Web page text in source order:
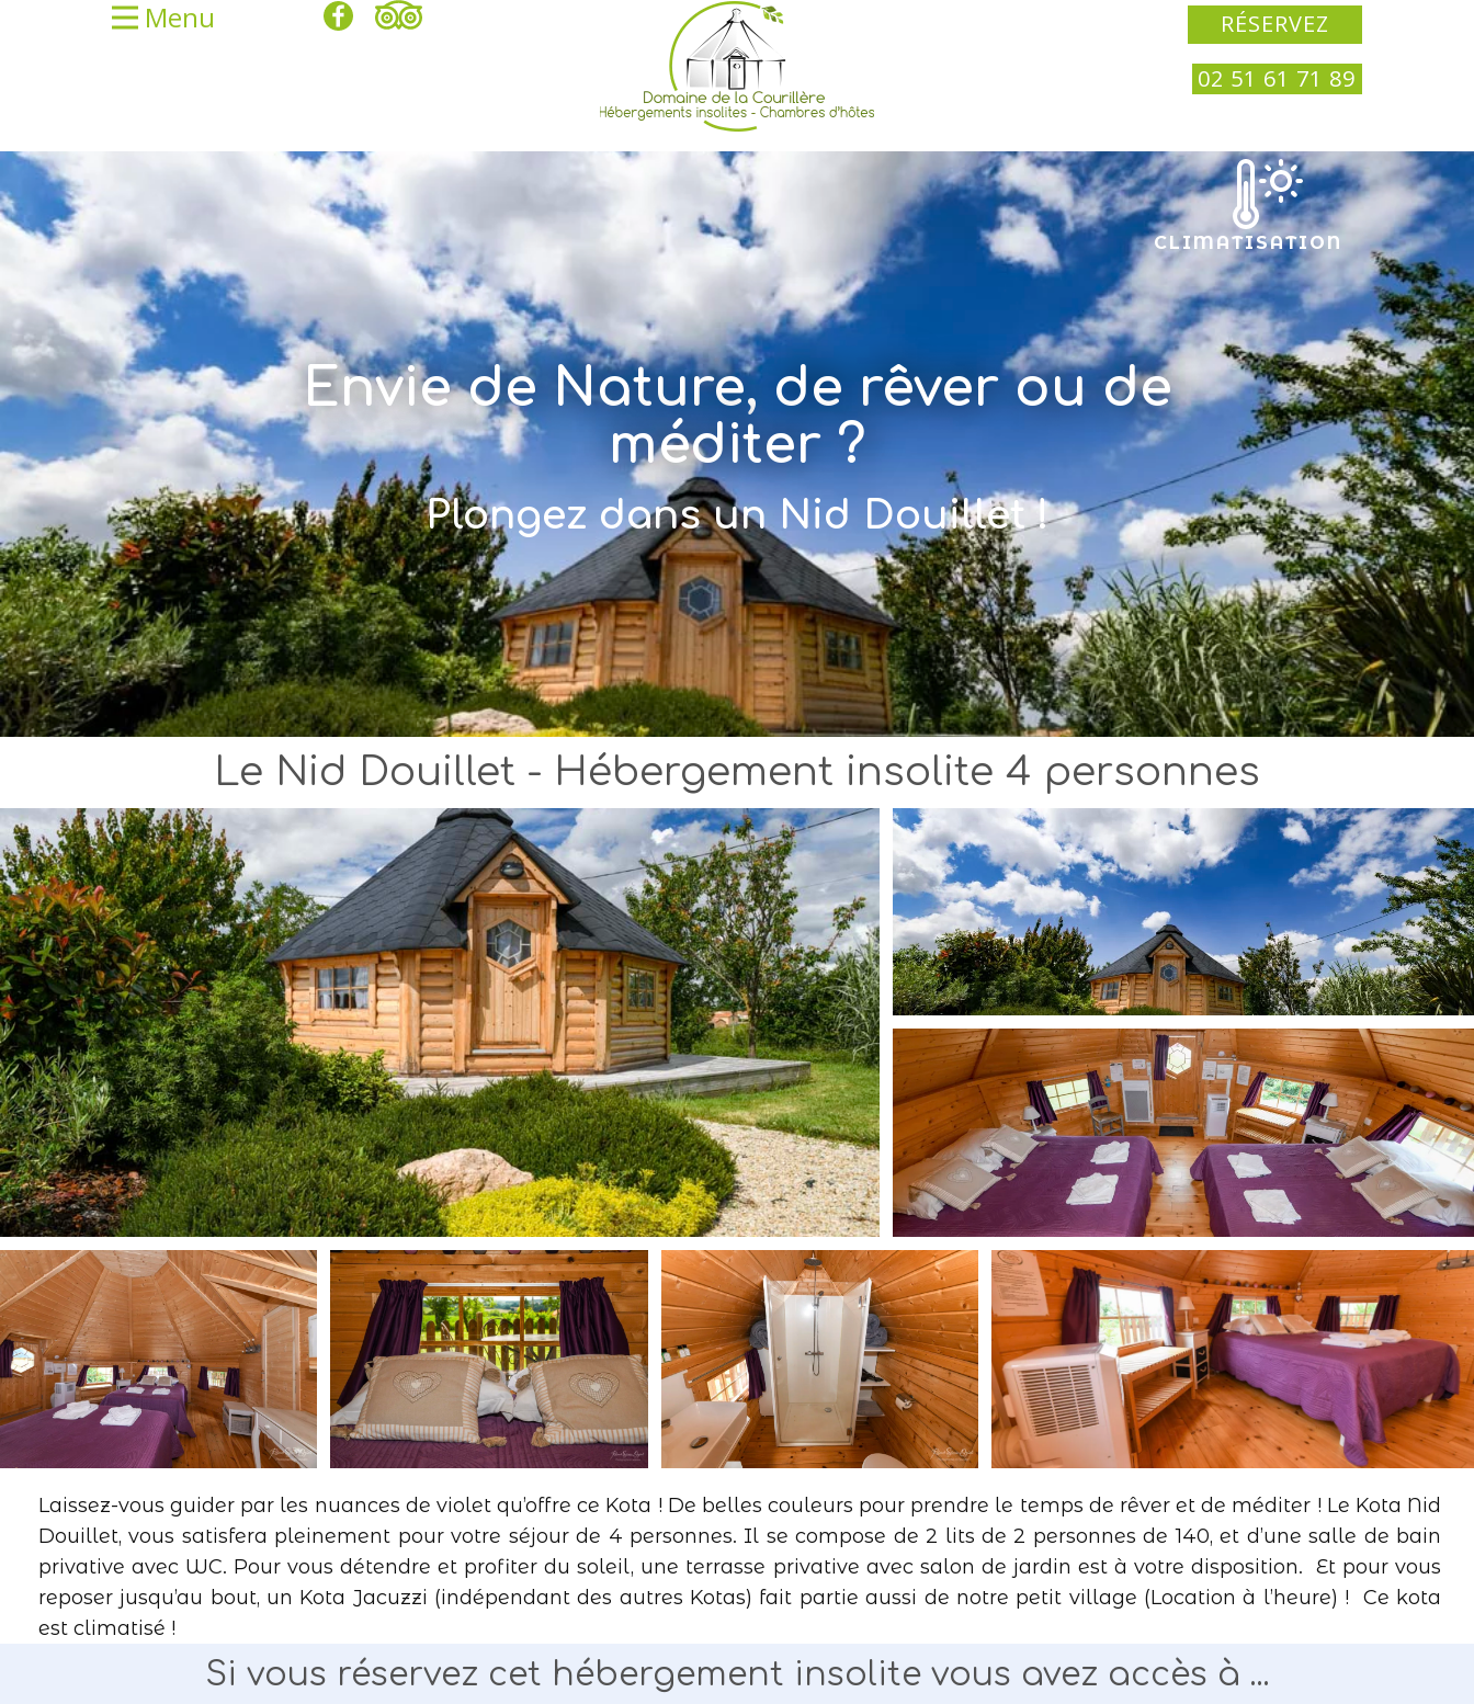
02 51 61 71 89
Menu RÉSERVEZ
CLIMATISATION
Envie de Nature, de rêver ou de
méditer ?
Plongez dans un Nid Douillet !
Le Nid Douillet - Hébergement insolite 4 personnes
Laissez-vous guider par les nuances de violet qu’offre ce Kota ! De belles couleurs pour prendre le temps de rêver et de méditer ! Le Kota Nid
Douillet, vous satisfera pleinement pour votre séjour de 4 personnes. Il se compose de 2 lits de 2 personnes de 140, et d’une salle de bain
privative avec WC. Pour vous détendre et profiter du soleil, une terrasse privative avec salon de jardin est à votre disposition. Et pour vous
reposer jusqu’au bout, un Kota Jacuzzi (indépendant des autres Kotas) fait partie aussi de notre petit village (Location à l’heure) ! Ce kota
est climatisé !
Si vous réservez cet hébergement insolite vous avez accès à ...